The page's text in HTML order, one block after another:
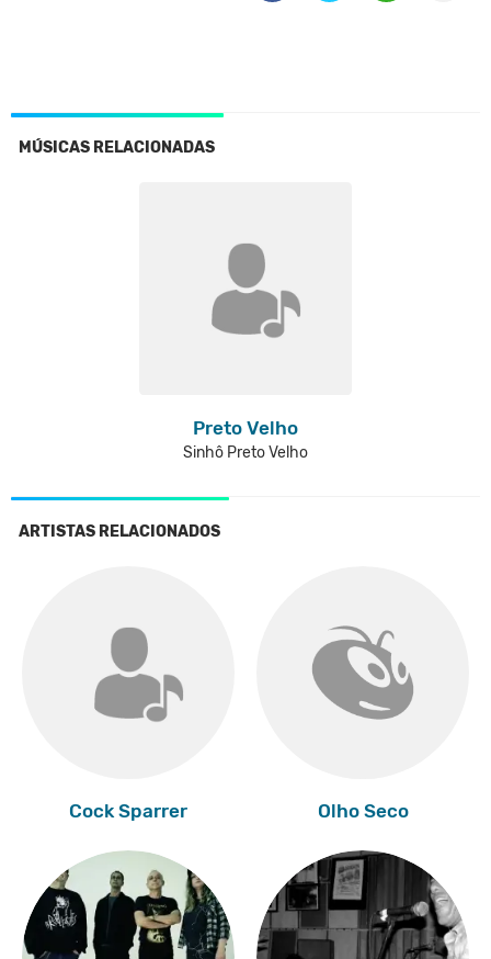
MÚSICAS RELACIONADAS
Preto Velho
Sinhô Preto Velho
ARTISTAS RELACIONADOS
Cock Sparrer Olho Seco